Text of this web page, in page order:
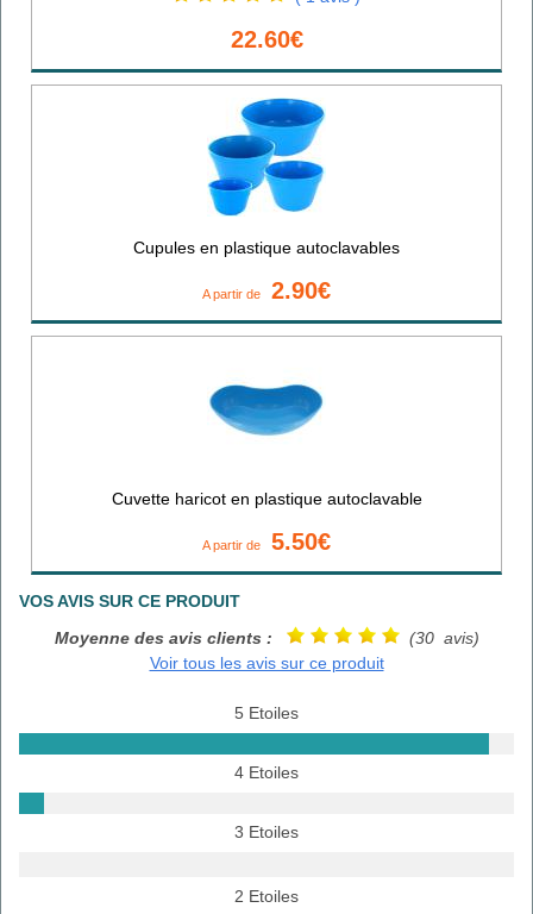
22.60€
Cupules en plastique autoclavables
A partir de 2.90€
Cuvette haricot en plastique autoclavable
A partir de 5.50€
VOS AVIS SUR CE PRODUIT
Moyenne des avis clients :
(30 avis)
Voir tous les avis sur ce produit
5 Etoiles
4 Etoiles
3 Etoiles
2 Etoiles